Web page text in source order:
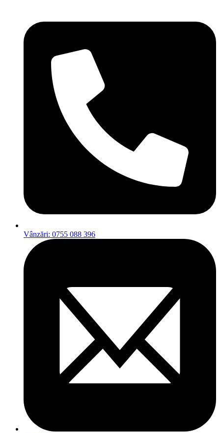
Vânzări: 0755 088 396